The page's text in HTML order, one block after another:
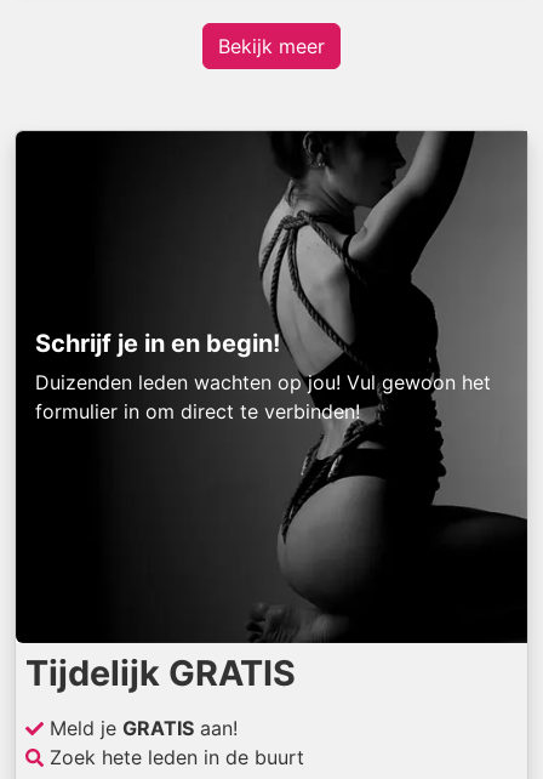
Bekijk meer
Schrijf je in en begin!
Duizenden leden wachten op jou! Vul gewoon het
formulier in om direct te verbinden!
Tijdelijk GRATIS
Meld je GRATIS aan!
Zoek hete leden in de buurt